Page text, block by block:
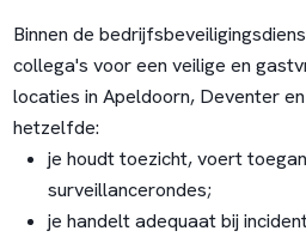
Binnen de
collega's voor een veilige en
locaties in Apeldoorn, Deventer
hetzelfde:
je houdt toezicht, voert
surveillancerondes;
je handelt adequaat bij